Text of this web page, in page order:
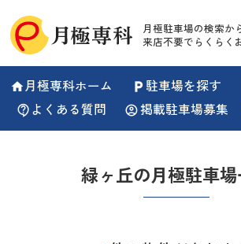
月極駐車場の検索か
来店不要でらくらく
home月極専科ホーム local_parking 駐車場を探す
contact_support よくある質問 account_circle掲載駐車場募集
緑ヶ丘の月極駐車